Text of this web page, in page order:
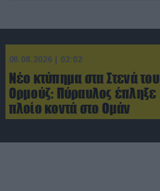
09.08.2026 | 02:02
Νέο κτύπημα στα Στενά του
Ορμούζ: Πύραυλος έπληξε
πλοίο κοντά στο Ομάν